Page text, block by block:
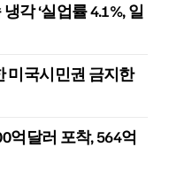
각 ‘실업률 4.1%, 일
미국시민권 금지한
억달러 포착, 564억